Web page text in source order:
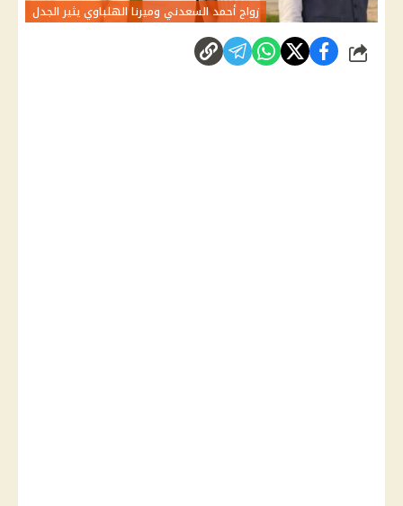
زواج أحمد السعدني وميرنا الهلباوي يثير الجدل
شارك